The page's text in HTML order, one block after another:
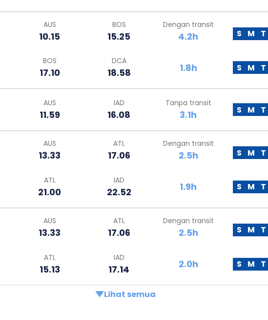
AUS
10.15
BOS
15.25
Dengan transit
4.2h S M T
BOS
17.10
DCA
18.58 1.8h S M T
AUS
11.59
IAD
16.08
Tanpa transit
3.1h S M T
AUS
13.33
ATL
17.06
Dengan transit
2.5h S M T
ATL
21.00
IAD
22.52 1.9h S M T
AUS
13.33
ATL
17.06
Dengan transit
2.5h S M T
ATL
15.13
IAD
17.14 2.0h S M T
Lihat semua